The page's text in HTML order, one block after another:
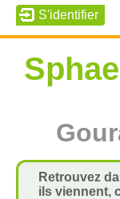
Retrouvez
ils viennent,